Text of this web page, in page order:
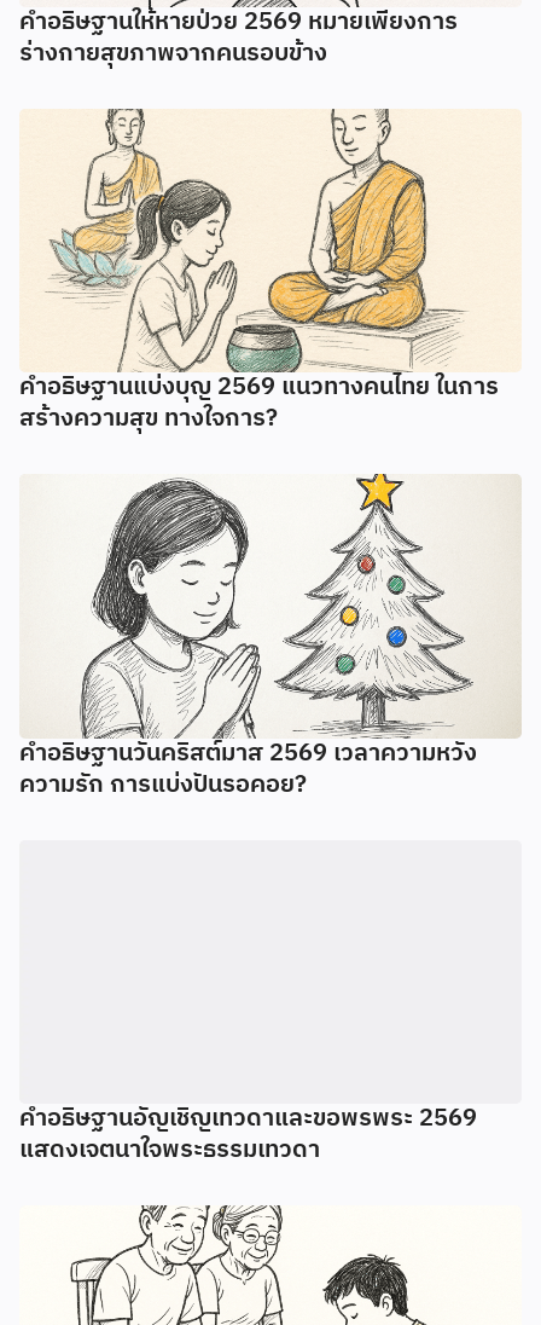
คำอธิษฐานให้หายป่วย 2569 หมายเพียงการ
ร่างกายสุขภาพจากคนรอบข้าง
คำอธิษฐานแบ่งบุญ 2569 แนวทางคนไทย ในการ
สร้างความสุข ทางใจการ?
คำอธิษฐานวันคริสต์มาส 2569 เวลาความหวัง
ความรัก การแบ่งปันรอคอย?
คำอธิษฐานอัญเชิญเทวดาและขอพรพระ 2569
แสดงเจตนาใจพระธรรมเทวดา